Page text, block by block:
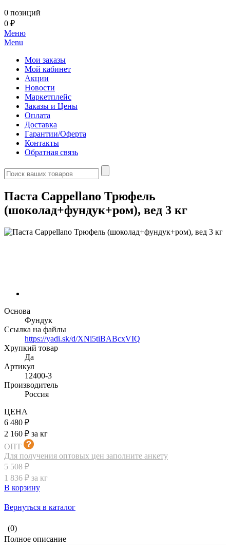
0 позиций
0 ₽
Меню
Menu
Мои заказы
Мой кабинет
Акции
Новости
Маркетплейс
Заказы и Цены
Оплата
Доставка
Гарантии/Оферта
Контакты
Обратная связь
Паста Cappellano Трюфель
(шоколад+фундук+ром), вед 3 кг
Основа
Фундук
Ссылка на файлы
https://yadi.sk/d/XNi5tiBABcxVIQ
Хрупкий товар
Да
Артикул
12400-3
Производитель
Россия
ЦЕНА
6 480 ₽
2 160 ₽ за кг
ОПТ
Для получения оптовых цен заполните анкету
5 508 ₽
1 836 ₽ за кг
В корзину
Вернуться в каталог
(0)
Полное описание